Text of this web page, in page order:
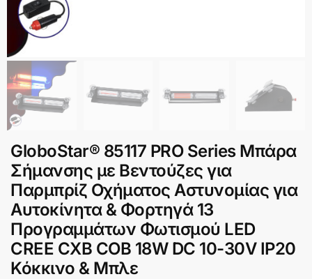
GloboStar® 85117 PRO Series Μπάρα
Σήμανσης με Βεντούζες για
Παρμπρίζ Οχήματος Αστυνομίας για
Αυτοκίνητα & Φορτηγά 13
Προγραμμάτων Φωτισμού LED
CREE CXB COB 18W DC 10-30V IP20
Κόκκινο & Μπλε